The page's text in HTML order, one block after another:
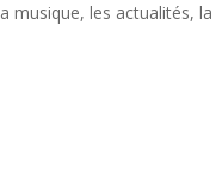
musique, les actualités,